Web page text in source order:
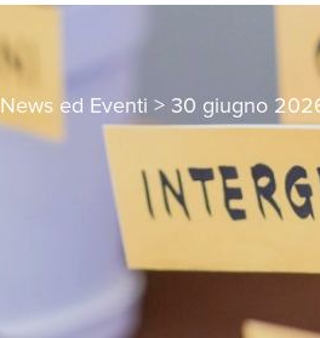
News ed Eventi > 30 giugno